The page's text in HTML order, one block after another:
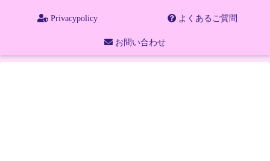
Privacypolicy よくあるご質問
お問い合わせ